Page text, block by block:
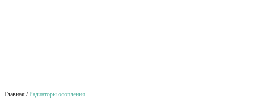
Главная /Радиаторы отопления